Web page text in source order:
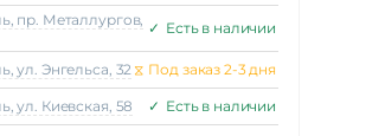
пр. Металлургов, ✓ Есть в наличии
ул. Энгельса, 32 ⧖ Под заказ 2-3 дня
ул. Киевская, 58 ✓ Есть в наличии